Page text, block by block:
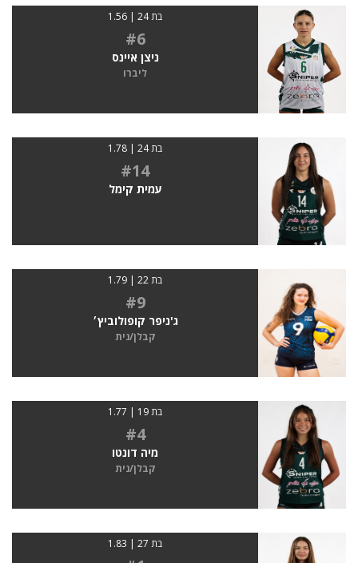
בת 24 | 1.56
#6
ניצן איינס
ליברו
בת 24 | 1.78
#14
עמית קימל
בת 22 | 1.79
#9
ג'ניפר קופולוביץ׳
קבלן/נית
בת 19 | 1.77
#4
מיה דונטו
קבלן/נית
בת 27 | 1.83